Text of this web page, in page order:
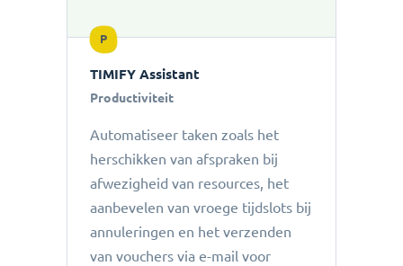
P
TIMIFY Assistant
Productiviteit
Automatiseer taken zoals het
herschikken van afspraken bij
afwezigheid van resources, het
aanbevelen van vroege tijdslots bij
annuleringen en het verzenden
van vouchers via e-mail voor